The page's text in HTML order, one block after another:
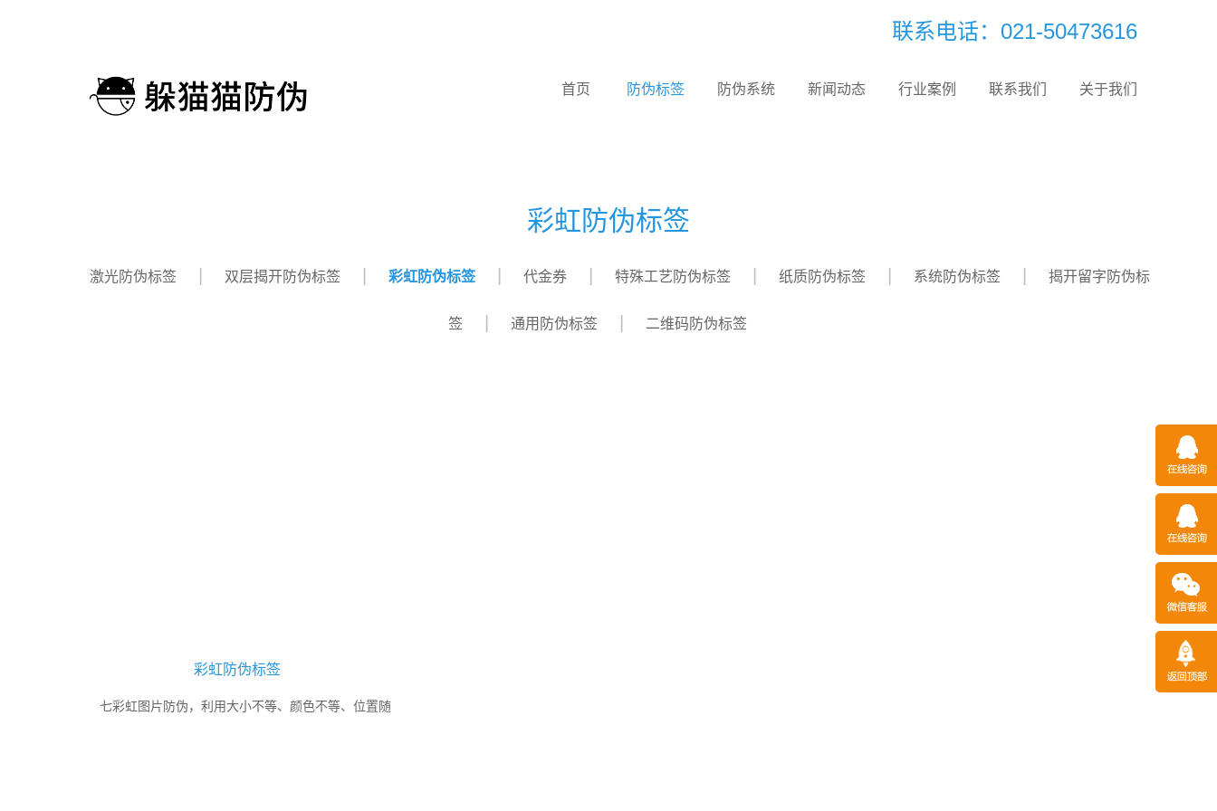
联系电话：021-50473616
首页 防伪标签 防伪系统 新闻动态 行业案例 联系我们 关于我们
彩虹防伪标签
激光防伪标签 双层揭开防伪标签 彩虹防伪标签 代金券 特殊工艺防伪标签 纸质防伪标签 系统防伪标签 揭开留字防伪标
签 通用防伪标签 二维码防伪标签
彩虹防伪标签
七彩虹图片防伪，利用大小不等、颜色不等、位置随